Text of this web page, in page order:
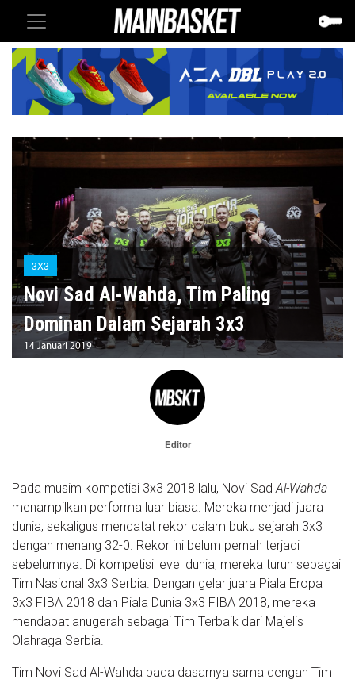
3X3
Novi Sad Al-Wahda, Tim Paling
Dominan Dalam Sejarah 3x3
14 Januari 2019
Editor
Pada musim kompetisi 3x3 2018 lalu, Novi SadAl-Wahda
menampilkan performa luar biasa. Mereka menjadi juara
dunia, sekaligus mencatat rekor dalam buku sejarah 3x3
dengan menang 32-0. Rekor ini belum pernah terjadi
sebelumnya. Di kompetisi level dunia, mereka turun sebagai
Tim Nasional 3x3 Serbia. Dengan gelar juara Piala Eropa
3x3 FIBA 2018 dan Piala Dunia 3x3 FIBA 2018, mereka
mendapat anugerah sebagai Tim Terbaik dari Majelis
Olahraga Serbia.
Tim Novi Sad Al-Wahda pada dasarnya sama dengan Tim